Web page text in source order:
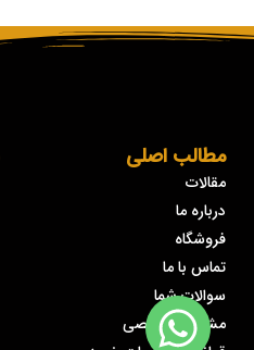
مطالب اصلی
مقالات
درباره ما
فروشگاه
تماس با ما
سوالات شما
مشاوره تخصصی